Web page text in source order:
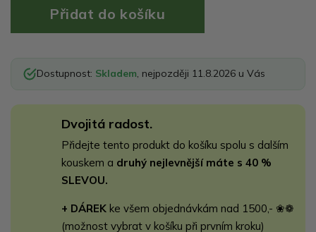
Dostupnost: Skladem, nejpozději 11.8.2026 u Vás
Dvojitá radost.
Přidejte tento produkt do košíku spolu s dalším
kouskem a druhý nejlevnější máte s 40 %
SLEVOU.
+ DÁREK ke všem objednávkám nad 1500,- ❀❁
(možnost vybrat v košíku při prvním kroku)